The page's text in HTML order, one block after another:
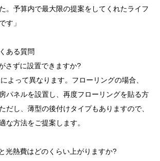
。予算内で最大限の提案をしてくれたライフ
す」
ある質問
さずに設置できますか?
よって異なります。フローリングの場合、
パネルを設置し、再度フローリングを貼る方
だし、薄型の後付けタイプもありますので、
な方法をご提案します。
光熱費はどのくらい上がりますか?